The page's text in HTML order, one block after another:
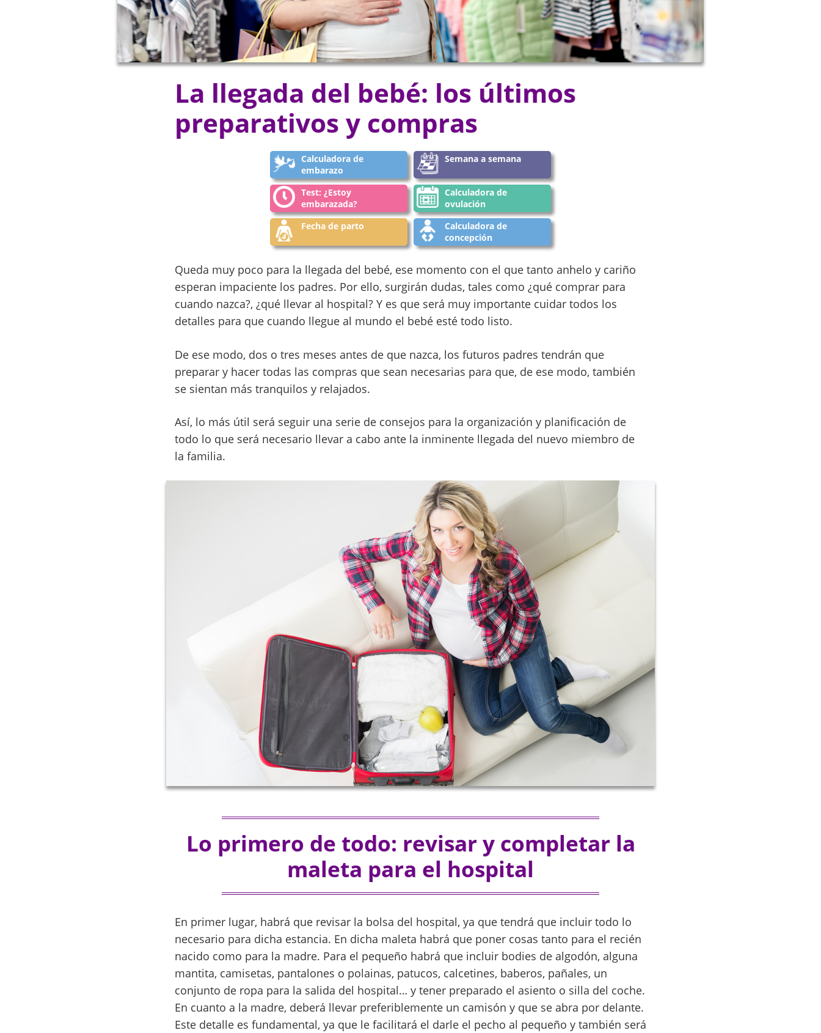
La llegada del bebé: los últimos
preparativos y compras
Calculadora de
embarazo
Semana a semana
Test: ¿Estoy
embarazada?
Calculadora de
ovulación
Fecha de parto
Calculadora de
concepción
Queda muy poco para la llegada del bebé, ese momento con el que tanto anhelo y cariño
esperan impaciente los padres. Por ello, surgirán dudas, tales como ¿qué comprar para
cuando nazca?, ¿qué llevar al hospital? Y es que será muy importante cuidar todos los
detalles para que cuando llegue al mundo el bebé esté todo listo.
De ese modo, dos o tres meses antes de que nazca, los futuros padres tendrán que
preparar y hacer todas las compras que sean necesarias para que, de ese modo, también
se sientan más tranquilos y relajados.
Así, lo más útil será seguir una serie de consejos para la organización y planificación de
todo lo que será necesario llevar a cabo ante la inminente llegada del nuevo miembro de
la familia.
Lo primero de todo: revisar y completar la
maleta para el hospital
En primer lugar, habrá que revisar la bolsa del hospital, ya que tendrá que incluir todo lo
necesario para dicha estancia. En dicha maleta habrá que poner cosas tanto para el recién
nacido como para la madre. Para el pequeño habrá que incluir bodies de algodón, alguna
mantita, camisetas, pantalones o polainas, patucos, calcetines, baberos, pañales, un
conjunto de ropa para la salida del hospital… y tener preparado el asiento o silla del coche.
En cuanto a la madre, deberá llevar preferiblemente un camisón y que se abra por delante.
Este detalle es fundamental, ya que le facilitará el darle el pecho al pequeño y también será